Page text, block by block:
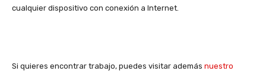
cualquier dispositivo con conexión a Internet.
Si quieres encontrar trabajo, puedes visitar además nuestro